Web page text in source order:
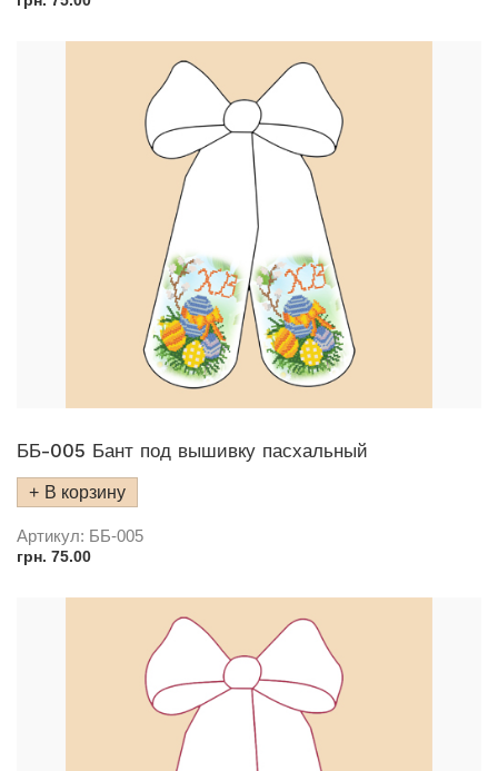
ББ-005 Бант под вышивку пасхальный
В корзину
Артикул: ББ-005
грн. 75.00